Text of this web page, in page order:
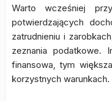
Warto wcześniej
potwierdzających
zatrudnieniu i
zeznania podatkowe.
finansowa, tym
korzystnych warunkach.